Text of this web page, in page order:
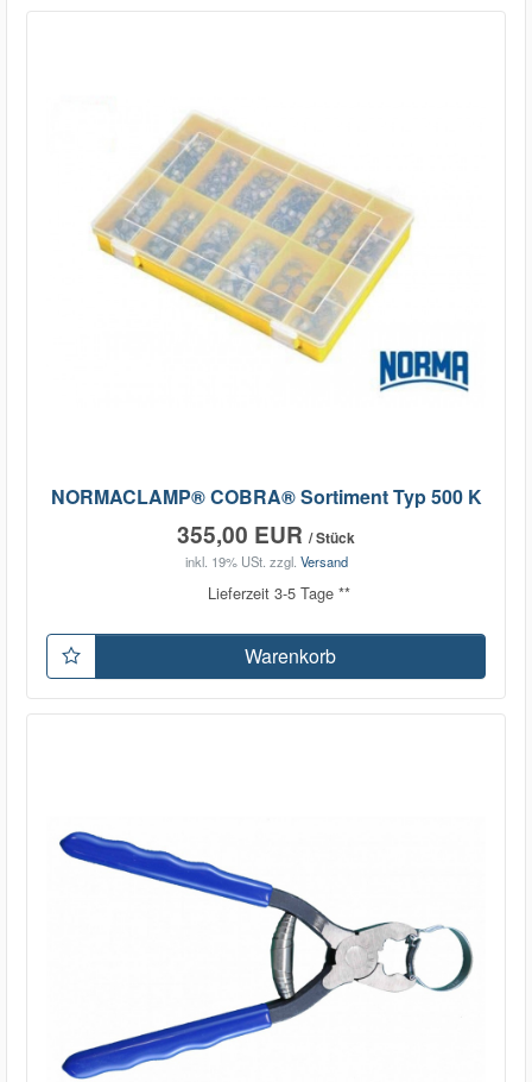
NORMACLAMP® COBRA® Sortiment Typ 500 K
355,00 EUR / Stück
inkl. 19% USt. zzgl. Versand
Lieferzeit 3-5 Tage **
Warenkorb